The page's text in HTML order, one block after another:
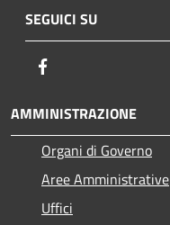
SEGUICI SU
AMMINISTRAZIONE
Organi di Governo
Aree Amministrative
Uffici